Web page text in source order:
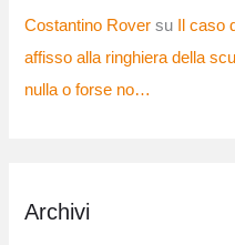
Costantino Rover su
Il caso
affisso alla ringhiera della
nulla o forse no…
Archivi